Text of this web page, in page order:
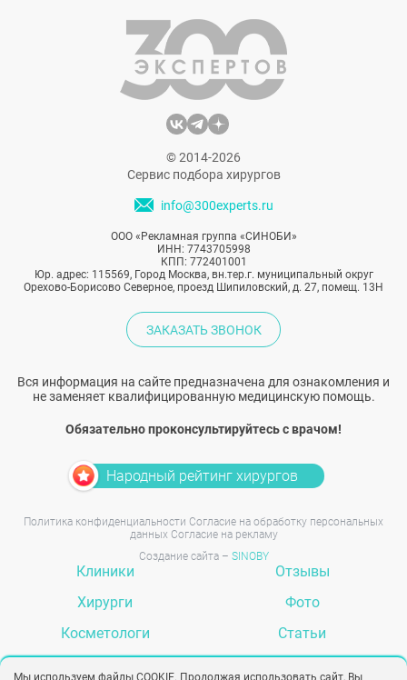
биревитализации, а также о том, какие
проблемы с их помощью можно решить.
© 2014-2026
Сервис подбора хирургов
info@300experts.ru
ООО «Рекламная группа «СИНОБИ»
ИНН: 7743705998
КПП: 772401001
Юр. адрес: 115569, Город Москва, вн.тер.г. муниципальный округ
Орехово-Борисово Северное, проезд Шипиловский, д. 27, помещ. 13Н
ЗАКАЗАТЬ ЗВОНОК
Вся информация на сайте предназначена для ознакомления и
не заменяет квалифицированную медицинскую помощь.
Обязательно проконсультируйтесь с врачом!
Народный рейтинг хирургов
Политика конфиденциальности Согласие на обработку персональных
данных Согласие на рекламу
Создание сайта – SINOBY
Клиники
Хирурги
Косметологи
Отзывы
Фото
Статьи
Мы используем файлы COOKIE. Продолжая использовать сайт, Вы